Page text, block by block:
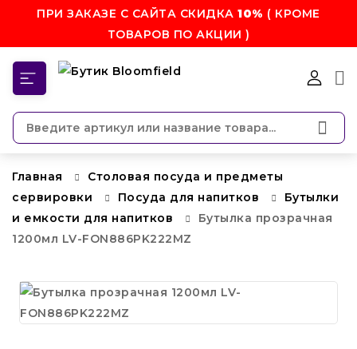
ПРИ ЗАКАЗЕ С САЙТА СКИДКА10% ( КРОМЕ
ТОВАРОВ ПО АКЦИИ )
Главная
Столовая посуда и предметы
сервировки
Посуда для напитков
Бутылки
и емкости для напитков
Бутылка прозрачная
1200мл LV-FON886PK222MZ